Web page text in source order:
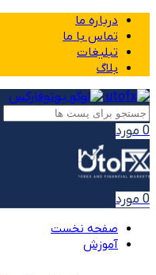
درباره ما
تماس با ما
تبلیغات
بلاگ
0 مورد
0 مورد
صفحه نخست
آموزش